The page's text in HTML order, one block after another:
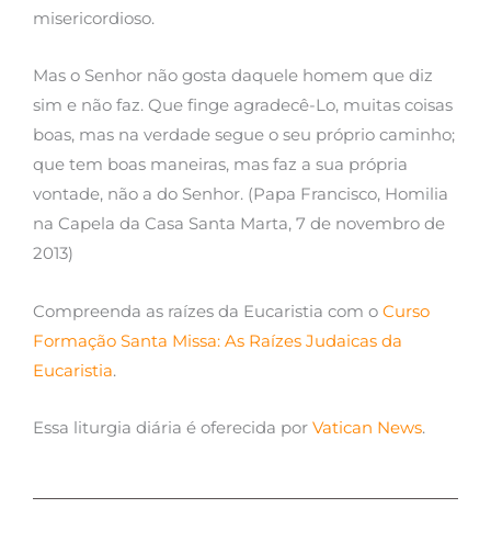
misericordioso.
Mas o Senhor não gosta daquele homem que diz
sim e não faz. Que finge agradecê-Lo, muitas coisas
boas, mas na verdade segue o seu próprio caminho;
que tem boas maneiras, mas faz a sua própria
vontade, não a do Senhor. (Papa Francisco, Homilia
na Capela da Casa Santa Marta, 7 de novembro de
2013)
Compreenda as raízes da Eucaristia com o Curso
Formação Santa Missa: As Raízes Judaicas da
Eucaristia.
Essa liturgia diária é oferecida por Vatican News.